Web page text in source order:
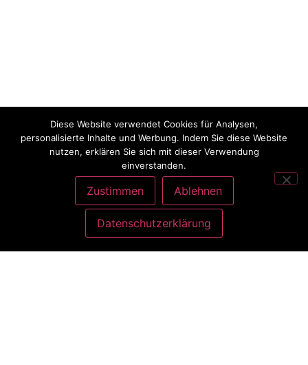
Diese Website verwendet Cookies für Analysen,
personalisierte Inhalte und Werbung. Indem Sie diese Website
nutzen, erklären Sie sich mit dieser Verwendung
einverstanden.
Zustimmen Ablehnen
Datenschutzerklärung